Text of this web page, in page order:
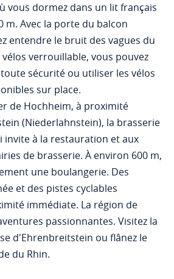
vous dormez dans un lit français
m. Avec la porte du balcon
entendre le bruit des vagues du
vélos verrouillable, vous pouvez
sécurité ou utiliser les vélos
sur place.
de Hochheim, à proximité
(Niederlahnstein), la brasserie
invite à la restauration et aux
de brasserie. À environ 600 m,
une boulangerie. Des
et des pistes cyclables
immédiate. La région de
passionnantes. Visitez la
d'Ehrenbreitstein ou flânez le
du Rhin.